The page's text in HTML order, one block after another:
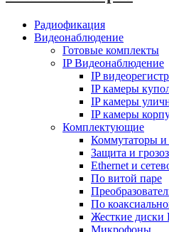
Радиофикация
Видеонаблюдение
Готовые комплекты
IP Видеонаблюдение
IP
IP камеры
IP камеры
IP камеры
Комплектующие
Коммутаторы
Защита и
Ethernet и
По витой паре
По
Жесткие диски
Микрофоны